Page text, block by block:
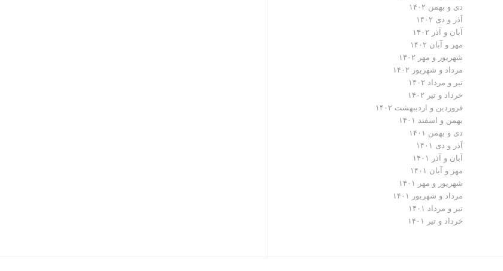
دی و بهمن ۱۴۰۲
آذر و دی ۱۴۰۲
آبان و آذر ۱۴۰۲
مهر و آبان ۱۴۰۲
شهریور و مهر ۱۴۰۲
مرداد و شهریور ۱۴۰۲
تیر و مرداد ۱۴۰۲
خرداد و تیر ۱۴۰۲
فروردین و اردیبهشت ۱۴۰۲
بهمن و اسفند ۱۴۰۱
دی و بهمن ۱۴۰۱
آذر و دی ۱۴۰۱
آبان و آذر ۱۴۰۱
مهر و آبان ۱۴۰۱
شهریور و مهر ۱۴۰۱
مرداد و شهریور ۱۴۰۱
تیر و مرداد ۱۴۰۱
خرداد و تیر ۱۴۰۱